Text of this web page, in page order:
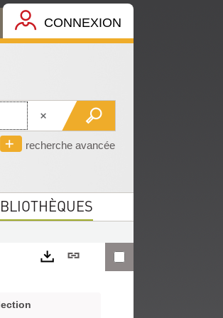
CONNEXION
recherche avancée
Lien